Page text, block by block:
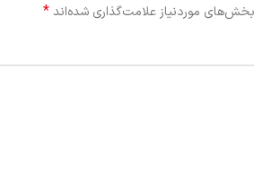
بخش‌های موردنیاز علامت‌گذاری شده‌اند*